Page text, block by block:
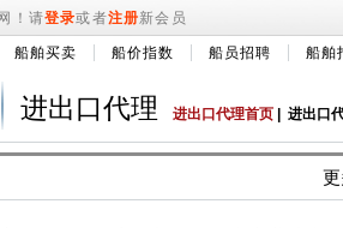
！请登录或者注册新会员
船舶买卖 船价指数 船员招聘 船舶
进出口代理 进出口代理首页 进出口